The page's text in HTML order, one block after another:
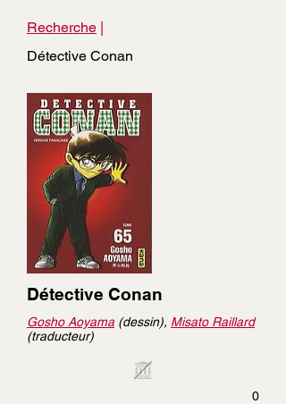
Recherche |
Détective Conan
Détective Conan
Gosho Aoyama (dessin), Misato Raillard
(traducteur)
0